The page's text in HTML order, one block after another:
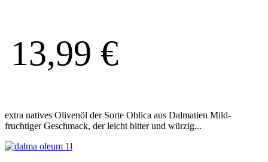
13,99 €
extra natives Olivenöl der Sorte Oblica aus Dalmatien Mild-
fruchtiger Geschmack, der leicht bitter und würzig...